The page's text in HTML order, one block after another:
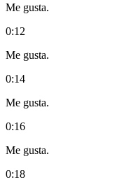
Me gusta.
0:12
Me gusta.
0:14
Me gusta.
0:16
Me gusta.
0:18